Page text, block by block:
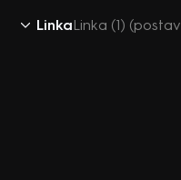
LinkaLinka (1)